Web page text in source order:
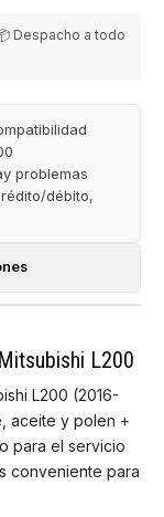
Despacho a todo
problemas
débito,
L200
L200 (2016-
aceite y polen +
para el servicio
conveniente para